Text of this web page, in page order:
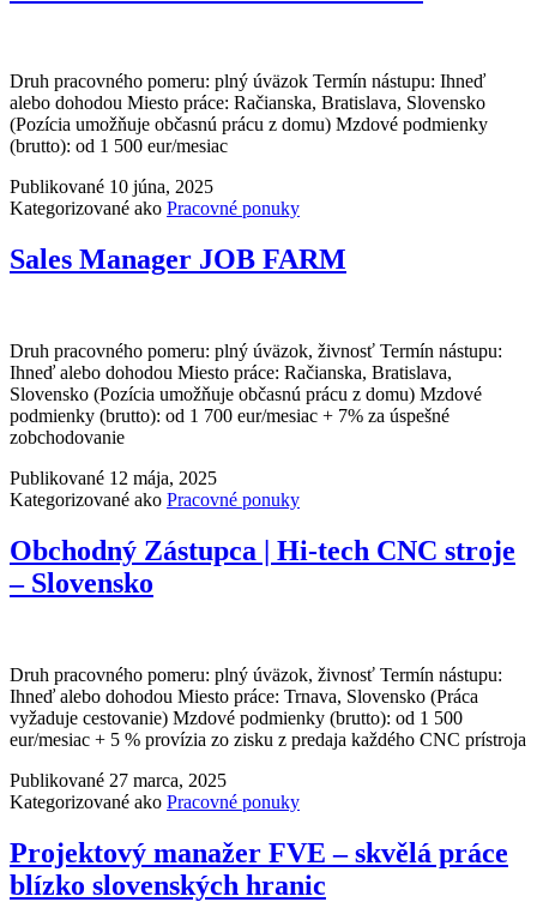
Druh pracovného pomeru: plný úväzok Termín nástupu: Ihneď
alebo dohodou Miesto práce: Račianska, Bratislava, Slovensko
(Pozícia umožňuje občasnú prácu z domu) Mzdové podmienky
(brutto): od 1 500 eur/mesiac
Publikované 10 júna, 2025
Kategorizované ako Pracovné ponuky
Sales Manager JOB FARM
Druh pracovného pomeru: plný úväzok, živnosť Termín nástupu:
Ihneď alebo dohodou Miesto práce: Račianska, Bratislava,
Slovensko (Pozícia umožňuje občasnú prácu z domu) Mzdové
podmienky (brutto): od 1 700 eur/mesiac + 7% za úspešné
zobchodovanie
Publikované 12 mája, 2025
Kategorizované ako Pracovné ponuky
Obchodný Zástupca | Hi-tech CNC stroje
– Slovensko
Druh pracovného pomeru: plný úväzok, živnosť Termín nástupu:
Ihneď alebo dohodou Miesto práce: Trnava, Slovensko (Práca
vyžaduje cestovanie) Mzdové podmienky (brutto): od 1 500
eur/mesiac + 5 % provízia zo zisku z predaja každého CNC prístroja
Publikované 27 marca, 2025
Kategorizované ako Pracovné ponuky
Projektový manažer FVE – skvělá práce
blízko slovenských hranic